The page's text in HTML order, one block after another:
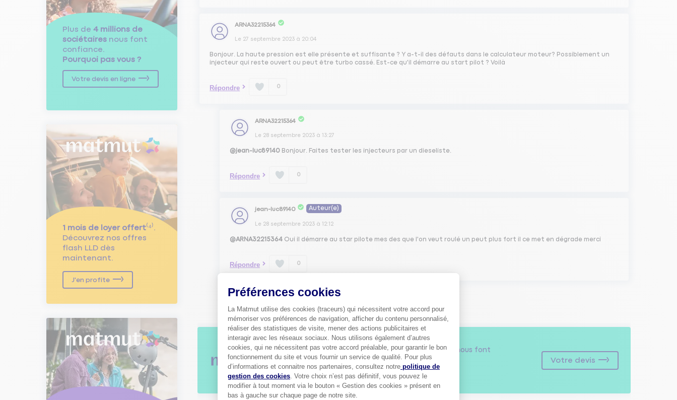
Plus de 4 millions de
sociétaires nous font
confiance.
Pourquoi pas vous ?
Votre devis en ligne
1 mois de loyer offert⁽⁴⁾.
Découvrez nos offres
flash LLD dès
maintenant.
J'en profite
ARNA32215364
Le 27 septembre 2023 à 20:04
Bonjour. La haute pression est elle présente et suffisante ? Y a-t-il des défauts dans le calculateur moteur? Possiblement un
injecteur qui reste ouvert ou peut être turbo cassé. Est-ce qu'il démarre au start pilot ? Voilà
Répondre 0
ARNA32215364
Le 28 septembre 2023 à 13:27
@jean-luc89140 Bonjour. Faites tester les injecteurs par un dieseliste.
Répondre 0
jean-luc89140 Auteur(e)
Le 28 septembre 2023 à 12:12
@ARNA32215364 Oui il démarre au star pilote mes des que l'on veut roulé un peut plus fort il ce met en dégrade merci
Répondre 0
Plus de4 millions de sociétaires
nous font
confiance.
Pourquoi pas vous ?
Votre devis
Préférences cookies
La Matmut utilise des cookies (traceurs) qui nécessitent votre accord pour
mémoriser vos préférences de navigation, afficher du contenu personnalisé,
réaliser des statistiques de visite, mener des actions publicitaires et
interagir avec les réseaux sociaux. Nous utilisons également d’autres
cookies, qui ne nécessitent pas votre accord préalable, pour garantir le bon
fonctionnement du site et vous fournir un service de qualité. Pour plus
d’informations et connaitre nos partenaires, consultez notre politique de
gestion des cookies. Votre choix n’est pas définitif, vous pouvez le
modifier à tout moment via le bouton « Gestion des cookies » présent en
bas à gauche sur chaque page de notre site.
Axeptio consent